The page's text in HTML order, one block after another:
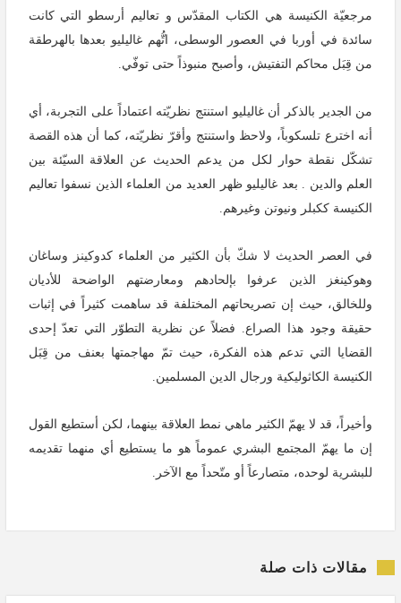
مرجعيّة الكنيسة هي الكتاب المقدّس و تعاليم أرسطو التي كانت
سائدة في أوربا في العصور الوسطى، اتُّهم غاليليو بعدها بالهرطقة
من قِبَل محاكم التفتيش، وأصبح منبوذاً حتى توفّي.
من الجدير بالذكر أن غاليليو استنتج نظريّته اعتماداً على التجربة، أي
أنه اخترع تلسكوباً، ولاحظ واستنتج وأقرّ نظريّته، كما أن هذه القصة
تشكّل نقطة حوار لكل من يدعم الحديث عن العلاقة السيّئة بين
العلم والدين . بعد غاليليو ظهر العديد من العلماء الذين نسفوا تعاليم
الكنيسة ككبلر ونيوتن وغيرهم.
في العصر الحديث لا شكّ بأن الكثير من العلماء كدوكينز وساغان
وهوكينغز الذين عرفوا بإلحادهم ومعارضتهم الواضحة للأديان
وللخالق، حيث إن تصريحاتهم المختلفة قد ساهمت كثيراً في إثبات
حقيقة وجود هذا الصراع. فضلاً عن نظرية التطوّر التي تعدّ إحدى
القضايا التي تدعم هذه الفكرة، حيث تمّ مهاجمتها بعنف من قِبَل
الكنيسة الكاثوليكية ورجال الدين المسلمين.
وأخيراً، قد لا يهمّ الكثير ماهي نمط العلاقة بينهما، لكن أستطيع القول
إن ما يهمّ المجتمع البشري عموماً هو ما يستطيع أي منهما تقديمه
للبشرية لوحده، متصارعاً أو متّحداً مع الآخر .
مقالات ذات صلة